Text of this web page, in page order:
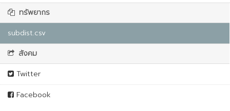
ทรัพยากร
subdist.csv
สังคม
Twitter
Facebook